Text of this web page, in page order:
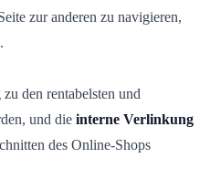
zur anderen zu navigieren,
den rentabelsten und
und die interne Verlinkung
des Online-Shops